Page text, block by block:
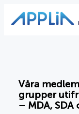
Right to
Våra
grupper
– MDA,